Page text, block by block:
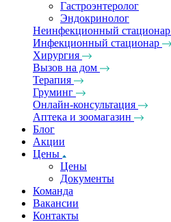
Гастроэнтеролог
Эндокринолог
Неинфекционный стационар
Инфекционный стационар
Хирургия
Вызов на дом
Терапия
Груминг
Онлайн-консультация
Аптека и зоомагазин
Блог
Акции
Цены
Цены
Документы
Команда
Вакансии
Контакты